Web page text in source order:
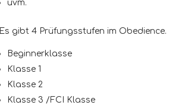
uvm.
Es gibt 4 Prüfungsstufen im Obedience.
Beginnerklasse
Klasse 1
Klasse 2
Klasse 3 /FCI Klasse